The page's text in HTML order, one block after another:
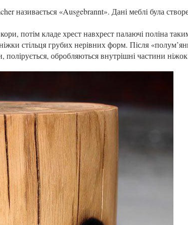
називається «Ausgebrannt». Дані меблі була
потім кладе хрест навхрест палаючі поліна
стільця грубих нерівних форм. Після
полірується, обробляються внутрішні частини